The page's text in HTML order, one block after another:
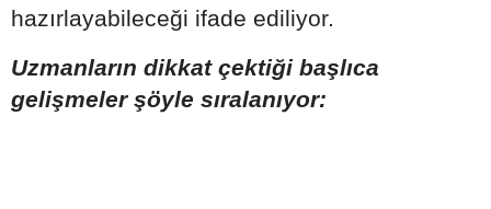
hazırlayabileceği ifade ediliyor.
Uzmanların dikkat çektiği başlıca
gelişmeler şöyle sıralanıyor: